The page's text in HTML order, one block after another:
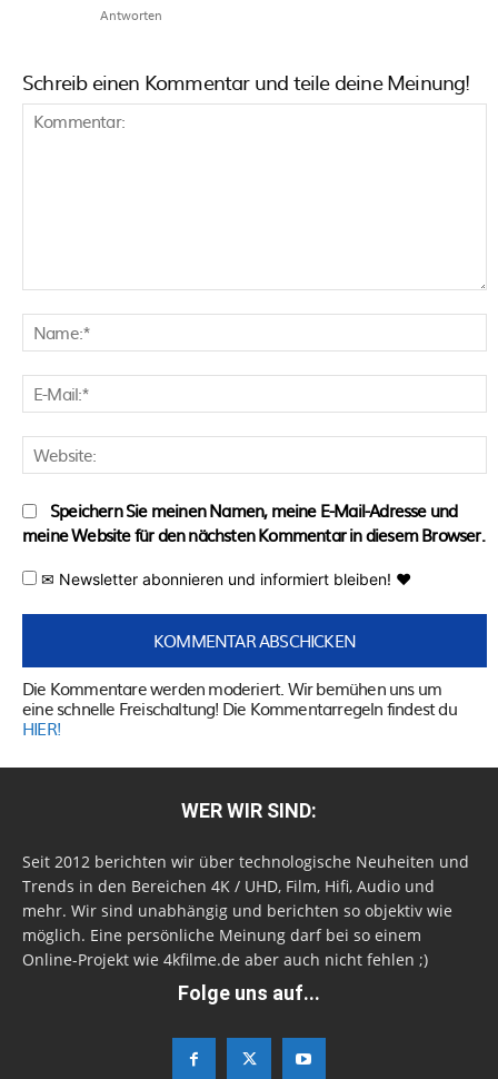
Antworten
Schreib einen Kommentar und teile deine Meinung!
Speichern Sie meinen Namen, meine E-Mail-Adresse und
meine Website für den nächsten Kommentar in diesem Browser.
✉ Newsletter abonnieren und informiert bleiben! ♥
Die Kommentare werden moderiert. Wir bemühen uns um
eine schnelle Freischaltung! Die Kommentarregeln findest du
HIER!
WER WIR SIND:
Seit 2012 berichten wir über technologische Neuheiten und
Trends in den Bereichen 4K / UHD, Film, Hifi, Audio und
mehr. Wir sind unabhängig und berichten so objektiv wie
möglich. Eine persönliche Meinung darf bei so einem
Online-Projekt wie 4kfilme.de aber auch nicht fehlen ;)
Folge uns auf...